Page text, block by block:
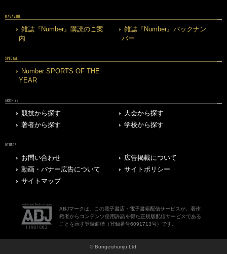
MAGAZINE
雑誌『Number』購読のご案
内
雑誌『Number』バックナン
バー
SPECIAL
Number SPORTS OF THE
YEAR
ARCHIVE
競技から探す
大会から探す
著者から探す
学校から探す
OTHERS
お問い合わせ
広告掲載について
動画・バナー広告について
サイトポリシー
サイトマップ
ABJマークは、この電子書店・電子書籍配信サービスが、著作
権者からコンテンツ使用許諾を得た正規版配信サービスである
ことを示す登録商標（登録番号6091713号）です。
© Bungeishunju Ltd.